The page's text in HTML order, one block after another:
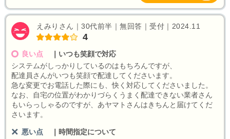
えみりさん｜30代前半｜無回答｜受付｜2024.11
4
良い点
いつも笑顔で対応
システムがしっかりしているのはもちろんですが、
配達員さんがいつも笑顔で配達してくださいます。
急な変更でお電話した際にも、快く対応してくださいました。
なお、自宅の位置がわかりづらくうまく配達できない業者さん
もいらっしゃるのですが、あヤマトさんはきちんと届けてくだ
さいます。
悪い点
時間指定について